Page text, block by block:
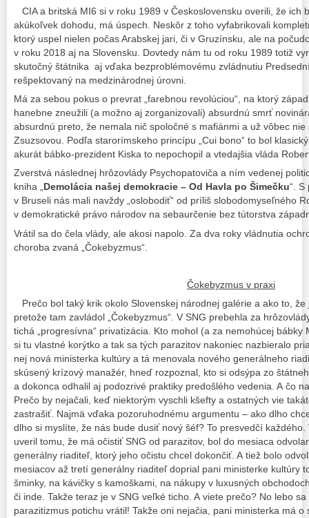
CIA a britská MI6 si v roku 1989 v Československu overili, že ich
akúkoľvek dohodu, má úspech. Neskôr z toho vyfabrikovali
ktorý uspel nielen počas Arabskej jari, či v Gruzínsku, ale na
v roku 2018 aj na Slovensku. Dovtedy nám tu od roku 1989 totiž
skutočný štátnika aj vďaka bezproblémovému zvládnutiu
rešpektovaný na medzinárodnej úrovni.
Má za sebou pokus o prevrat „farebnou revolúciou“, na ktorý
hanebne zneužili (a možno aj zorganizovali) absurdnú smrť
absurdnú preto, že nemala nič spoločné s mafiánmi a už vôbec
Zsuzsovou. Podľa starorímskeho princípu „Cui bono“ to bol
akurát bábko-prezident Kiska to nepochopil a vtedajšia vláda
Zverstvá následnej hrôzovlády Psychopatoviča a ním vedenej
kniha „Demolácia našej demokracie – Od Havla po Šimečku“. S
v Bruseli nás mali navždy „oslobodiť“ od príliš slobodomyseľného
v demokratické právo národov na sebaurčenie bez tútorstva
Vrátil sa do čela vlády, ale akosi napolo. Za dva roky vládnutia
choroba zvaná „Čokebyzmus“.
Čokebyzmus v praxi
Prečo bol taký krik okolo Slovenskej národnej galérie a ako to,
pretože tam zavládol „Čokebyzmus“. V SNG prebehla za
tichá „progresívna“ privatizácia. Kto mohol (a za nemohúcej bábky
si tu vlastné korýtko a tak sa tých parazitov nakoniec nazbieralo
nej nová ministerka kultúry a tá menovala nového generálneho
skúsený krízový manažér, hneď rozpoznal, kto si odsýpa zo
a dokonca odhalil aj podozrivé praktiky predošlého vedenia. A čo
Prečo by nejačali, keď niektorým vyschli kšefty a ostatných vie
zastrašiť. Najmä vďaka pozoruhodnému argumentu – ako dlho
dlho si myslíte, že nás bude dusiť nový šéf? To presvedčí
uveril tomu, že má očistiť SNG od parazitov, bol do mesiaca
generálny riaditeľ, ktorý jeho očistu chcel dokončiť. A tiež bolo
mesiacov až tretí generálny riaditeľ doprial pani ministerke kultúry
šminky, na kávičky s kamoškami, na nákupy v luxusných
či inde. Takže teraz je v SNG veľké ticho. A viete prečo? No lebo
parazitizmus potichu vrátil! Takže oni nejačia, pani ministerka má